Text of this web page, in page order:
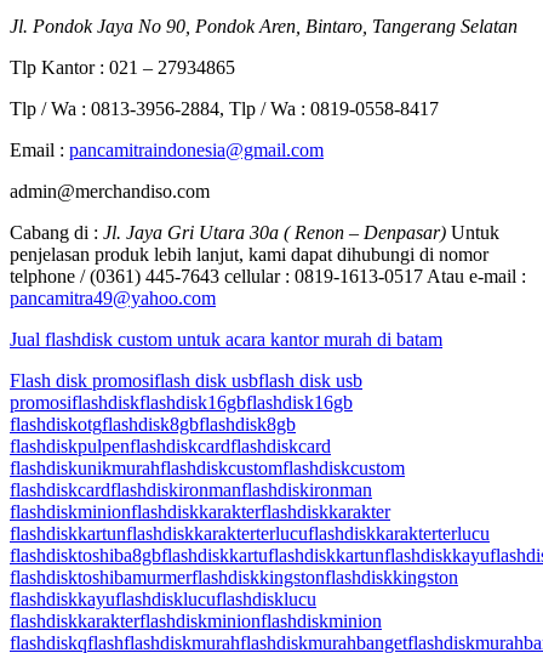
Jl. Pondok Jaya No 90, Pondok Aren, Bintaro, Tangerang Selatan
Tlp Kantor : 021 – 27934865
Tlp / Wa : 0813-3956-2884, Tlp / Wa : 0819-0558-8417
Email : pancamitraindonesia@gmail.com
admin@merchandiso.com
Cabang di : Jl. Jaya Gri Utara 30a ( Renon – Denpasar) Untuk
penjelasan produk lebih lanjut, kami dapat dihubungi di nomor
telphone / (0361) 445-7643 cellular : 0819-1613-0517 Atau e-mail :
pancamitra49@yahoo.com
Jual flashdisk custom untuk acara kantor murah di batam
Flash disk promosiflash disk usbflash disk usb
promosiflashdiskflashdisk16gbflashdisk16gb
flashdiskotgflashdisk8gbflashdisk8gb
flashdiskpulpenflashdiskcardflashdiskcard
flashdiskunikmurahflashdiskcustomflashdiskcustom
flashdiskcardflashdiskironmanflashdiskironman
flashdiskminionflashdiskkarakterflashdiskkarakter
flashdiskkartunflashdiskkarakterterlucuflashdiskkarakterterlucu
flashdisktoshiba8gbflashdiskkartuflashdiskkartunflashdiskkayu
flashdisktoshibamurmerflashdiskkingstonflashdiskkingston
flashdiskkayuflashdisklucuflashdisklucu
flashdiskkarakterflashdiskminionflashdiskminion
flashdiskqflashflashdiskmurahflashdiskmurahbanget